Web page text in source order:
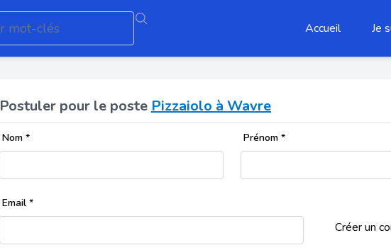
Accueil Je
Postuler pour le poste Pizzaiolo à Wavre
Nom * Prénom *
Email *
Créer un